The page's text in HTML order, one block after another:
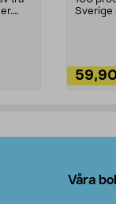
Sverige
Våra